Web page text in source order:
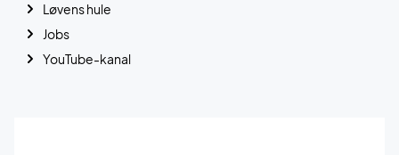
Løvens hule
Jobs
YouTube-kanal